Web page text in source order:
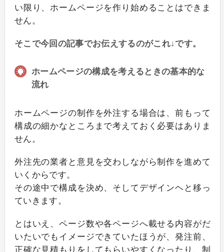
い限り、ホームページを作り始めることはできま
せん。
そこで今回の記事でお伝えするのがこれ↓です。
ホームページの構成を考えるときの基本的な
流れ
ホームページの制作を外注する場合は、前もって
構成の細かなところまで考えておく必要はありま
せん。
外注先の業者と意見を交わしながら制作を進めて
いくからです。
その途中で構成を決め、そしてデザインヘと移っ
ていきます。
とはいえ、ページ数や各ページへ載せる内容がだ
いたいでもイメージできていたほうが、発注前、
正確な見積もりをしてもらいやすくなったり、制